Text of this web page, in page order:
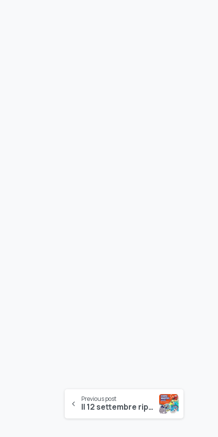
Continue
Reading
Previous post
Il 12 settembre ripartono i corsi nuoto